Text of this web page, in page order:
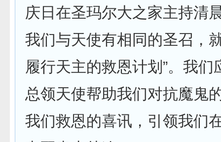
庆日在圣玛尔大之家主持清
我们与天使有相同的圣召，
履行天主的救恩计划”。我们
总领天使帮助我们对抗魔鬼
我们救恩的喜讯，引领我们